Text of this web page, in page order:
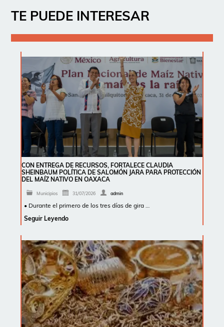
TE PUEDE INTERESAR
CON ENTREGA DE RECURSOS, FORTALECE CLAUDIA
SHEINBAUM POLÍTICA DE SALOMÓN JARA PARA PROTECCIÓN
DEL MAÍZ NATIVO EN OAXACA
Municipios 31/07/2026 admin
• Durante el primero de los tres días de gira …
Seguir Leyendo